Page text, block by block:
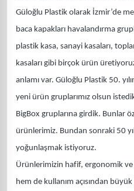
Güloğlu Plastik olarak İzmir’de
baca kapakları havalandırma
plastik kasa, sanayi kasaları,
kasaları gibi birçok ürün
anlamı var. Güloğlu Plastik 50.
yeni ürün gruplarımız olsun
BigBox gruplarına girdik. Bunlar
ürünlerimiz. Bundan sonraki 50
yoğunlaşmak istiyoruz.
Ürünlerimizin hafif, ergonomik
hem de kullanım açısından